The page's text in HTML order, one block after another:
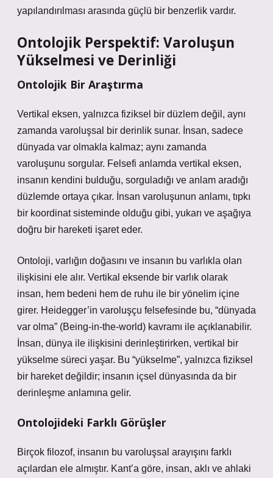
yapılandırılması arasında güçlü bir benzerlik vardır.
Ontolojik Perspektif: Varoluşun
Yükselmesi ve Derinliği
Ontolojik Bir Araştırma
Vertikal eksen, yalnızca fiziksel bir düzlem değil, aynı
zamanda varoluşsal bir derinlik sunar. İnsan, sadece
dünyada var olmakla kalmaz; aynı zamanda
varoluşunu sorgular. Felsefi anlamda vertikal eksen,
insanın kendini bulduğu, sorguladığı ve anlam aradığı
düzlemde ortaya çıkar. İnsan varoluşunun anlamı, tıpkı
bir koordinat sisteminde olduğu gibi, yukarı ve aşağıya
doğru bir hareketi işaret eder.
Ontoloji, varlığın doğasını ve insanın bu varlıkla olan
ilişkisini ele alır. Vertikal eksende bir varlık olarak
insan, hem bedeni hem de ruhu ile bir yönelim içine
girer. Heidegger’in varoluşçu felsefesinde bu, “dünyada
var olma” (Being-in-the-world) kavramı ile açıklanabilir.
İnsan, dünya ile ilişkisini derinleştirirken, vertikal bir
yükselme süreci yaşar. Bu “yükselme”, yalnızca fiziksel
bir hareket değildir; insanın içsel dünyasında da bir
derinleşme anlamına gelir.
Ontolojideki Farklı Görüşler
Birçok filozof, insanın bu varoluşsal arayışını farklı
açılardan ele almıştır. Kant’a göre, insan, aklı ve ahlaki